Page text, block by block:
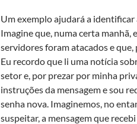
Um exemplo ajudará a identificar
Imagine que, numa certa manhã,
servidores foram atacados e que,
Eu recordo que li uma notícia
setor e, por prezar por minha
instruções da mensagem e sou
senha nova. Imaginemos, no
suspeitar, a mensagem que